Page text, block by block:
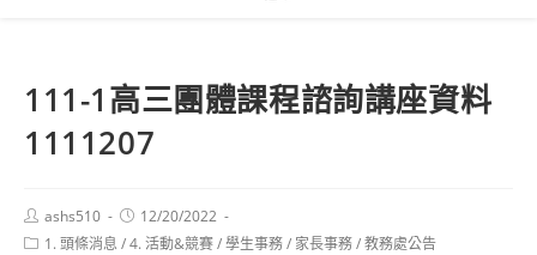
111-1高三團體課程諮詢講座資料
1111207
Post
author:
ashs510
Post
published:
12/20/2022
Post1. 頭條消息 /4. 活動&競賽/學生事務/ 家長事務/教務處公告